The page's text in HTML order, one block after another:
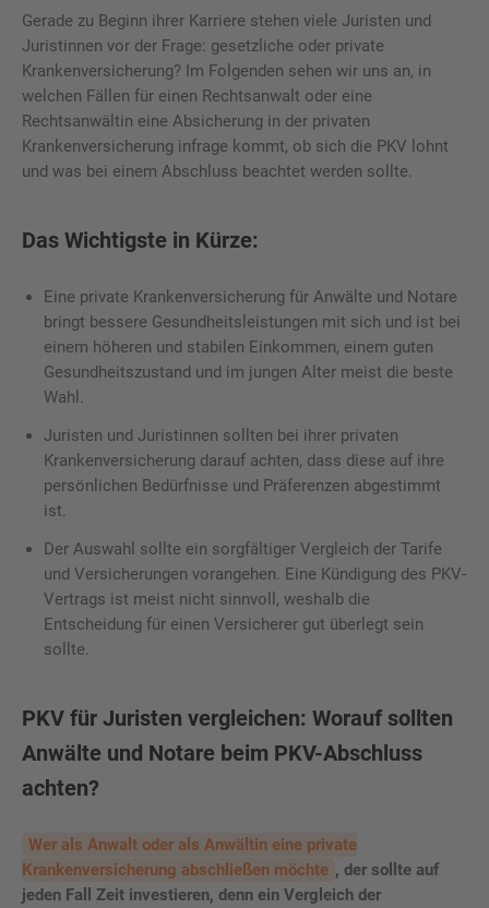
Gerade zu Beginn ihrer Karriere stehen viele Juristen und
Juristinnen vor der Frage: gesetzliche oder private
Krankenversicherung? Im Folgenden sehen wir uns an, in
welchen Fällen für einen Rechtsanwalt oder eine
Rechtsanwältin eine Absicherung in der privaten
Krankenversicherung infrage kommt, ob sich die PKV lohnt
und was bei einem Abschluss beachtet werden sollte.
Das Wichtigste in Kürze:
Eine private Krankenversicherung für Anwälte und Notare
bringt bessere Gesundheitsleistungen mit sich und ist bei
einem höheren und stabilen Einkommen, einem guten
Gesundheitszustand und im jungen Alter meist die beste
Wahl.
Juristen und Juristinnen sollten bei ihrer privaten
Krankenversicherung darauf achten, dass diese auf ihre
persönlichen Bedürfnisse und Präferenzen abgestimmt
ist.
Der Auswahl sollte ein sorgfältiger Vergleich der Tarife
und Versicherungen vorangehen. Eine Kündigung des PKV-
Vertrags ist meist nicht sinnvoll, weshalb die
Entscheidung für einen Versicherer gut überlegt sein
sollte.
PKV für Juristen vergleichen: Worauf sollten
Anwälte und Notare beim PKV-Abschluss
achten?
Wer als Anwalt oder als Anwältin eine private
Krankenversicherung abschließen möchte , der sollte auf
jeden Fall Zeit investieren, denn ein Vergleich der